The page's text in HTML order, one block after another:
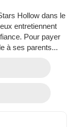
Hollow dans le
entretiennent
Pour payer
à ses parents...